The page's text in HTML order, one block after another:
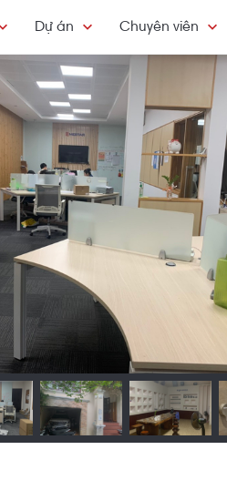
Dự án Chuyên viên